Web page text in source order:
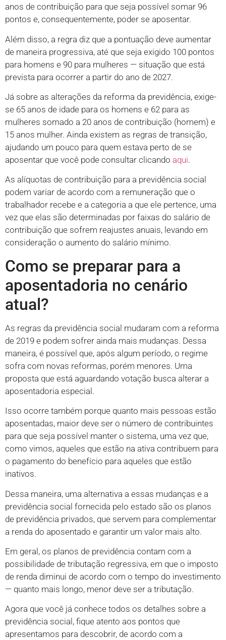
anos de contribuição para que seja possível somar 96
pontos e, consequentemente, poder se aposentar.
Além disso, a regra diz que a pontuação deve aumentar
de maneira progressiva, até que seja exigido 100 pontos
para homens e 90 para mulheres — situação que está
prevista para ocorrer a partir do ano de 2027.
Já sobre as alterações da reforma da previdência, exige-
se 65 anos de idade para os homens e 62 para as
mulheres somado a 20 anos de contribuição (homem) e
15 anos mulher. Ainda existem as regras de transição,
ajudando um pouco para quem estava perto de se
aposentar que você pode consultar clicando aqui.
As alíquotas de contribuição para a previdência social
podem variar de acordo com a remuneração que o
trabalhador recebe e a categoria a que ele pertence, uma
vez que elas são determinadas por faixas do salário de
contribuição que sofrem reajustes anuais, levando em
consideração o aumento do salário mínimo.
Como se preparar para a
aposentadoria no cenário
atual?
As regras da previdência social mudaram com a reforma
de 2019 e podem sofrer ainda mais mudanças. Dessa
maneira, é possível que, após algum período, o regime
sofra com novas reformas, porém menores. Uma
proposta que está aguardando votação busca alterar a
aposentadoria especial.
Isso ocorre também porque quanto mais pessoas estão
aposentadas, maior deve ser o número de contribuintes
para que seja possível manter o sistema, uma vez que,
como vimos, aqueles que estão na ativa contribuem para
o pagamento do benefício para aqueles que estão
inativos.
Dessa maneira, uma alternativa a essas mudanças e a
previdência social fornecida pelo estado são os planos
de previdência privados, que servem para complementar
a renda do aposentado e garantir um valor mais alto.
Em geral, os planos de previdência contam com a
possibilidade de tributação regressiva, em que o imposto
de renda diminui de acordo com o tempo do investimento
— quanto mais longo, menor deve ser a tributação.
Agora que você já conhece todos os detalhes sobre a
previdência social, fique atento aos pontos que
apresentamos para descobrir, de acordo com a